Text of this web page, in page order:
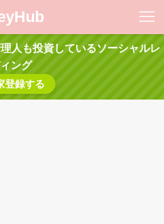
人も投資しているソーシャルレ
ング
登録する